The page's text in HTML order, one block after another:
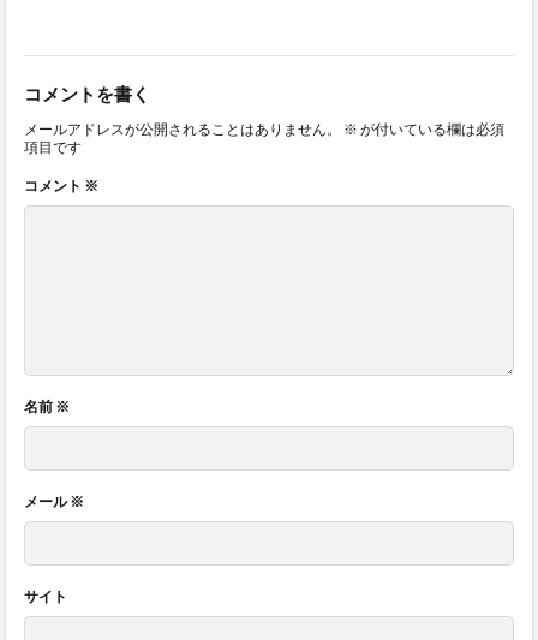
コメントを書く
メールアドレスが公開されることはありません。 ※ が付いている欄は必須
項目です
コメント ※
名前 ※
メール※
サイト